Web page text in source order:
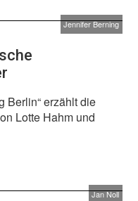
Jennifer Berning
Berlin“ erzählt die
Lotte Hahm und
Jan Noll